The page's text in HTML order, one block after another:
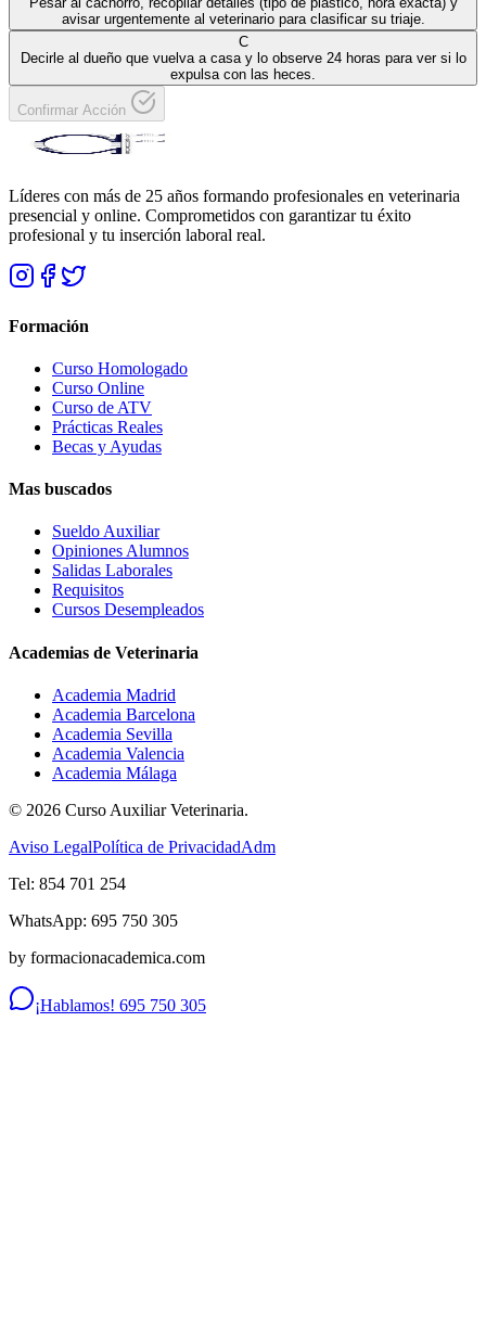
avisar urgentemente al veterinario para clasificar su triaje.
C
Decirle al dueño que vuelva a casa y lo observe 24 horas para ver si lo
expulsa con las heces.
Confirmar Acción
Líderes con más de 25 años formando profesionales en veterinaria
presencial y online. Comprometidos con garantizar tu éxito
profesional y tu inserción laboral real.
Formación
Curso Homologado
Curso Online
Curso de ATV
Prácticas Reales
Becas y Ayudas
Mas buscados
Sueldo Auxiliar
Opiniones Alumnos
Salidas Laborales
Requisitos
Cursos Desempleados
Academias de Veterinaria
Academia Madrid
Academia Barcelona
Academia Sevilla
Academia Valencia
Academia Málaga
© 2026 Curso Auxiliar Veterinaria.
Aviso LegalPolítica de PrivacidadAdm
Tel: 854 701 254
WhatsApp: 695 750 305
by formacionacademica.com
¡Hablamos! 695 750 305